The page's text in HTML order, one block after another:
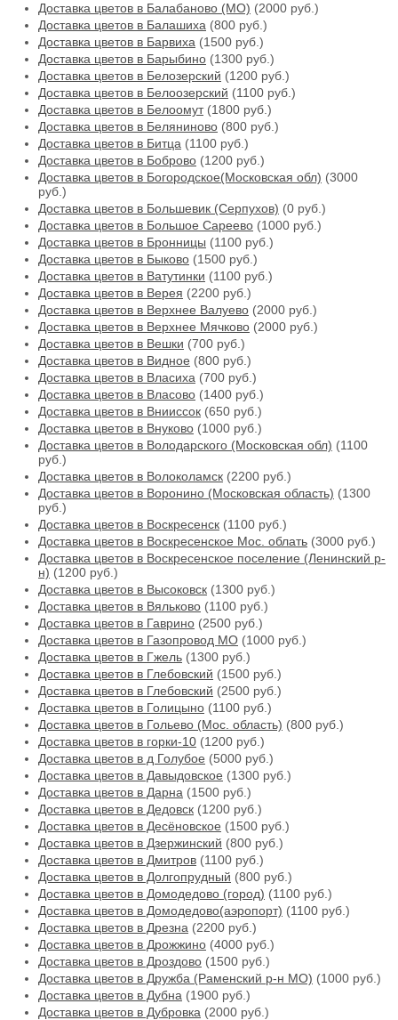
Доставка цветов в Балабаново (МО) (2000 руб.)
Доставка цветов в Балашиха (800 руб.)
Доставка цветов в Барвиха (1500 руб.)
Доставка цветов в Барыбино (1300 руб.)
Доставка цветов в Белозерский (1200 руб.)
Доставка цветов в Белоозерский (1100 руб.)
Доставка цветов в Белоомут(1800 руб.)
Доставка цветов в Беляниново (800 руб.)
Доставка цветов в Битца (1100 руб.)
Доставка цветов в Боброво (1200 руб.)
Доставка цветов в Богородское(Московская обл) (3000
руб.)
Доставка цветов в Большевик (Серпухов) (0 руб.)
Доставка цветов в Большое Сареево (1000 руб.)
Доставка цветов в Бронницы (1100 руб.)
Доставка цветов в Быково (1500 руб.)
Доставка цветов в Ватутинки (1100 руб.)
Доставка цветов в Верея (2200 руб.)
Доставка цветов в Верхнее Валуево (2000 руб.)
Доставка цветов в Верхнее Мячково (2000 руб.)
Доставка цветов в Вешки (700 руб.)
Доставка цветов в Видное (800 руб.)
Доставка цветов в Власиха (700 руб.)
Доставка цветов в Власово (1400 руб.)
Доставка цветов в Внииссок (650 руб.)
Доставка цветов в Внуково (1000 руб.)
Доставка цветов в Володарского (Московская обл) (1100
руб.)
Доставка цветов в Волоколамск (2200 руб.)
Доставка цветов в Воронино (Московская область) (1300
руб.)
Доставка цветов в Воскресенск (1100 руб.)
Доставка цветов в Воскресенское Мос. облать (3000 руб.)
Доставка цветов в Воскресенское поселение (Ленинский р-
н) (1200 руб.)
Доставка цветов в Высоковск (1300 руб.)
Доставка цветов в Вяльково (1100 руб.)
Доставка цветов в Гаврино (2500 руб.)
Доставка цветов в Газопровод МО (1000 руб.)
Доставка цветов в Гжель (1300 руб.)
Доставка цветов в Глебовский (1500 руб.)
Доставка цветов в Глебовский (2500 руб.)
Доставка цветов в Голицыно (1100 руб.)
Доставка цветов в Гольево (Мос. область) (800 руб.)
Доставка цветов в горки-10 (1200 руб.)
Доставка цветов в д Голубое (5000 руб.)
Доставка цветов в Давыдовское (1300 руб.)
Доставка цветов в Дарна (1500 руб.)
Доставка цветов в Дедовск (1200 руб.)
Доставка цветов в Десёновское (1500 руб.)
Доставка цветов в Дзержинский (800 руб.)
Доставка цветов в Дмитров (1100 руб.)
Доставка цветов в Долгопрудный (800 руб.)
Доставка цветов в Домодедово (город) (1100 руб.)
Доставка цветов в Домодедово(аэропорт) (1100 руб.)
Доставка цветов в Дрезна (2200 руб.)
Доставка цветов в Дрожжино (4000 руб.)
Доставка цветов в Дроздово (1500 руб.)
Доставка цветов в Дружба (Раменский р-н МО) (1000 руб.)
Доставка цветов в Дубна (1900 руб.)
Доставка цветов в Дубровка (2000 руб.)